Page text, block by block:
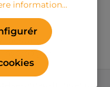
Vi besvarer alle
information...